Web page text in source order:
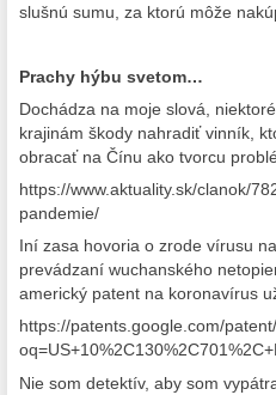
slušnú sumu, za ktorú môže
Prachy hýbu svetom…
Dochádza na moje slová,
krajinám škody nahradiť vinník,
obracať na Čínu ako tvorcu
https://www.aktuality.sk/clanok/
pandemie/
Iní zasa hovoria o zrode vírusu
prevádzaní wuchanského
americký patent na koronavírus
https://patents.google.com/
Nie som detektív, aby som